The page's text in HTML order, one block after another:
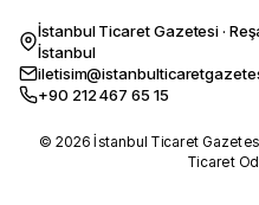
İstanbul Ticaret Gazetesi ·
İstanbul
+90 212 467 65 15
© 2026 İstanbul Ticaret Gazetesi
Ticaret